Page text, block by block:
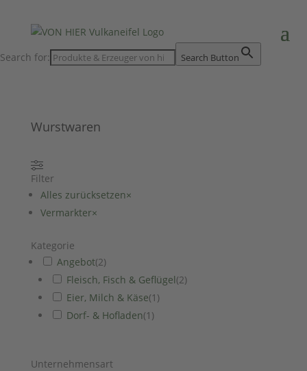
Search for: Search Button
Wurstwaren
Filter
Alles zurücksetzen×
Vermarkter×
Kategorie
Angebot(2)
Fleisch, Fisch & Geflügel(2)
Eier, Milch & Käse(1 )
Dorf- & Hofladen(1 )
Unternehmensart